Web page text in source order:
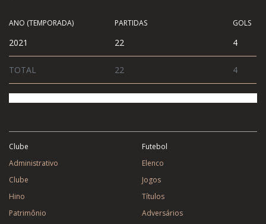
ANO (TEMPORADA)
2021
TOTAL
PARTIDAS GOLS
22 4
22 4
Clube
Administrativo
Clube
Hino
Patrimônio
Futebol
Elenco
Jogos
Títulos
Adversários